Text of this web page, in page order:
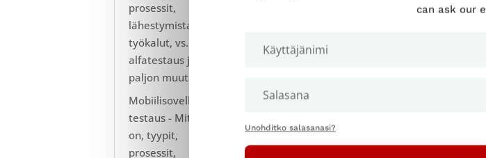
Ensimmäinen näistä koskee tuotteita,
Jos suoritat käyttäjän
tuotteen lopullisessa versiossa olevat
UAT-testejä ei tarvita missään
silloin loppukäyttäjälle tarjotaan
prosessit,
lähestymistavat,
työkalut, vs.
alfatestaus ja
paljon muuta!
Mobiilisovellusten
testaus - Mitä se
on, tyypit,
prosessit,
can ask our
Unohditko salasanasi?